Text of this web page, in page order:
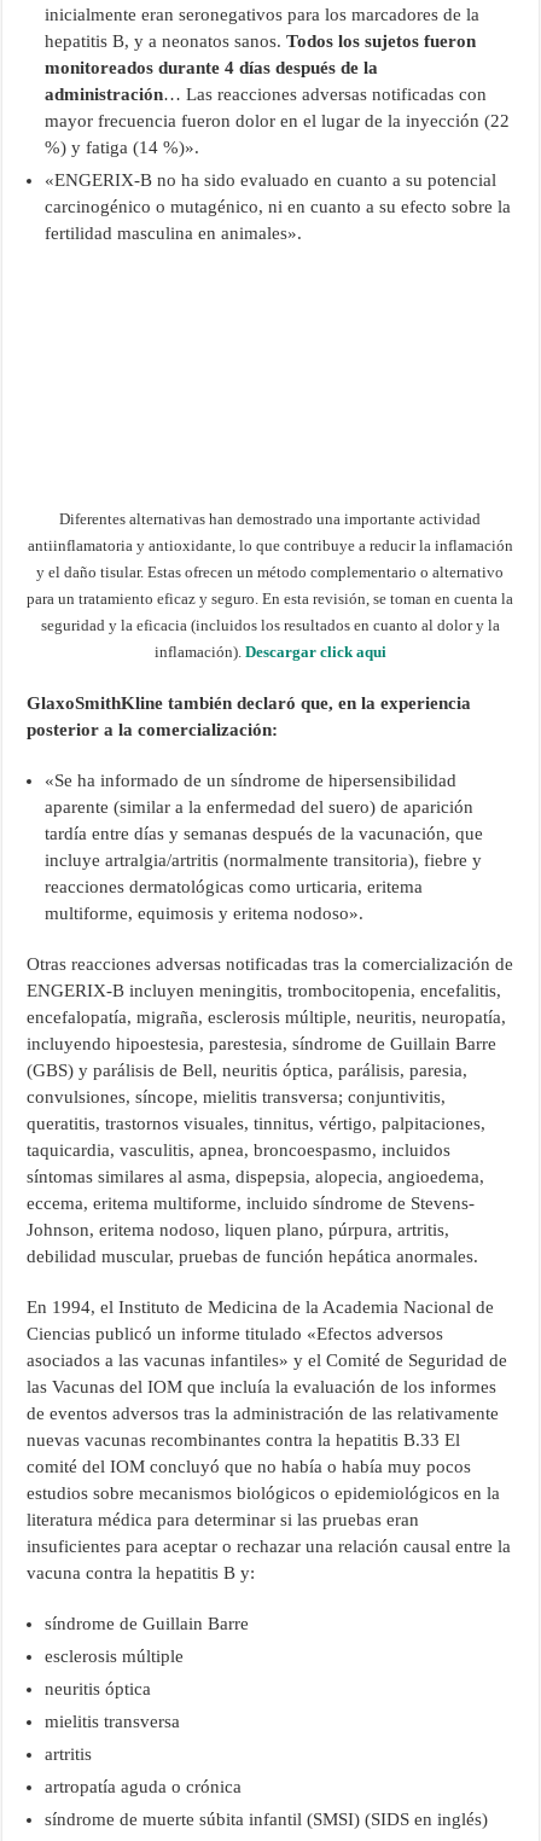
inicialmente eran seronegativos para los marcadores de la
hepatitis B, y a neonatos sanos.Todos los sujetos fueron
monitoreados durante 4 días después de la
administración… Las reacciones adversas notificadas con
mayor frecuencia fueron dolor en el lugar de la inyección (22
%) y fatiga (14 %)».
«ENGERIX-B no ha sido evaluado en cuanto a su potencial
carcinogénico o mutagénico, ni en cuanto a su efecto sobre la
fertilidad masculina en animales».
Diferentes alternativas han demostrado una importante actividad
antiinflamatoria y antioxidante, lo que contribuye a reducir la inflamación
y el daño tisular. Estas ofrecen un método complementario o alternativo
para un tratamiento eficaz y seguro. En esta revisión, se toman en cuenta la
seguridad y la eficacia (incluidos los resultados en cuanto al dolor y la
inflamación). Descargar click aqui
GlaxoSmithKline también declaró que, en la experiencia
posterior a la comercialización:
«Se ha informado de un síndrome de hipersensibilidad
aparente (similar a la enfermedad del suero) de aparición
tardía entre días y semanas después de la vacunación, que
incluye artralgia/artritis (normalmente transitoria), fiebre y
reacciones dermatológicas como urticaria, eritema
multiforme, equimosis y eritema nodoso».
Otras reacciones adversas notificadas tras la comercialización de
ENGERIX-B incluyen meningitis, trombocitopenia, encefalitis,
encefalopatía, migraña, esclerosis múltiple, neuritis, neuropatía,
incluyendo hipoestesia, parestesia, síndrome de Guillain Barre
(GBS) y parálisis de Bell, neuritis óptica, parálisis, paresia,
convulsiones, síncope, mielitis transversa; conjuntivitis,
queratitis, trastornos visuales, tinnitus, vértigo, palpitaciones,
taquicardia, vasculitis, apnea, broncoespasmo, incluidos
síntomas similares al asma, dispepsia, alopecia, angioedema,
eccema, eritema multiforme, incluido síndrome de Stevens-
Johnson, eritema nodoso, liquen plano, púrpura, artritis,
debilidad muscular, pruebas de función hepática anormales.
En 1994, el Instituto de Medicina de la Academia Nacional de
Ciencias publicó un informe titulado «Efectos adversos
asociados a las vacunas infantiles» y el Comité de Seguridad de
las Vacunas del IOM que incluía la evaluación de los informes
de eventos adversos tras la administración de las relativamente
nuevas vacunas recombinantes contra la hepatitis B.33 El
comité del IOM concluyó que no había o había muy pocos
estudios sobre mecanismos biológicos o epidemiológicos en la
literatura médica para determinar si las pruebas eran
insuficientes para aceptar o rechazar una relación causal entre la
vacuna contra la hepatitis B y:
síndrome de Guillain Barre
esclerosis múltiple
neuritis óptica
mielitis transversa
artritis
artropatía aguda o crónica
síndrome de muerte súbita infantil (SMSI) (SIDS en inglés)